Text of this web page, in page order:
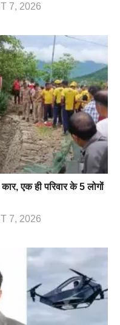
7, 2026
कार, एक ही परिवार के 5 लोगों
7, 2026